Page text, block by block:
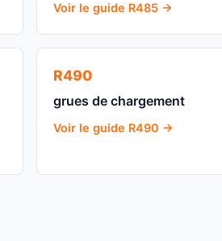
Voir le guide R485 →
R490
grues de chargement
Voir le guide R490 →